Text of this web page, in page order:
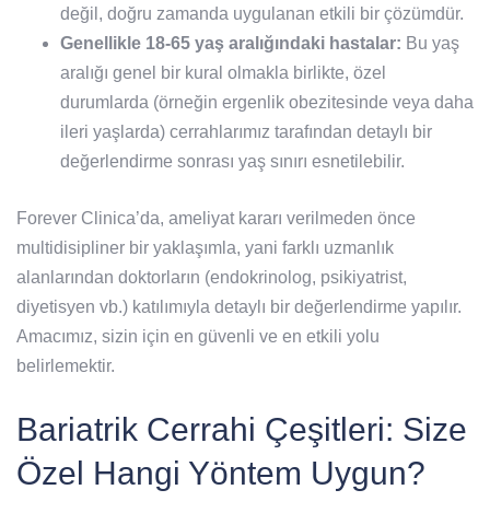
değil, doğru zamanda uygulanan etkili bir çözümdür.
Genellikle 18-65 yaş aralığındaki hastalar: Bu yaş
aralığı genel bir kural olmakla birlikte, özel
durumlarda (örneğin ergenlik obezitesinde veya daha
ileri yaşlarda) cerrahlarımız tarafından detaylı bir
değerlendirme sonrası yaş sınırı esnetilebilir.
Forever Clinica’da, ameliyat kararı verilmeden önce
multidisipliner bir yaklaşımla, yani farklı uzmanlık
alanlarından doktorların (endokrinolog, psikiyatrist,
diyetisyen vb.) katılımıyla detaylı bir değerlendirme yapılır.
Amacımız, sizin için en güvenli ve en etkili yolu
belirlemektir.
Bariatrik Cerrahi Çeşitleri: Size
Özel Hangi Yöntem Uygun?